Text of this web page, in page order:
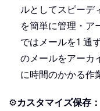
ルとしてスピーデ
を簡単に管理・
ではメールを1 通
のメールをアーカ
に時間のかかる作
⚙️カスタマイズ保存：